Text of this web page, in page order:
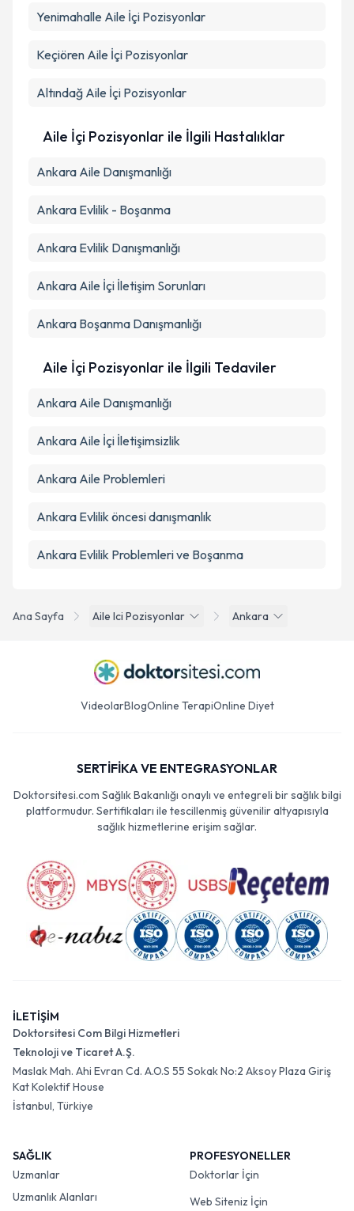
Takvim Talebini Gönder
Ana Sayfa Aile Ici Pozisyonlar Ankara
Yenimahalle Aile İçi Pozisyonlar
Keçiören Aile İçi Pozisyonlar
Altındağ Aile İçi Pozisyonlar
Aile İçi Pozisyonlar ile İlgili Hastalıklar
Ankara Aile Danışmanlığı
Ankara Evlilik - Boşanma
Ankara Evlilik Danışmanlığı
Ankara Aile İçi İletişim Sorunları
Ankara Boşanma Danışmanlığı
Aile İçi Pozisyonlar ile İlgili Tedaviler
Ankara Aile Danışmanlığı
Ankara Aile İçi İletişimsizlik
Ankara Aile Problemleri
Ankara Evlilik öncesi danışmanlık
Ankara Evlilik Problemleri ve Boşanma
VideolarBlogOnline TerapiOnline Diyet
SERTİFİKA VE ENTEGRASYONLAR
Doktorsitesi.com Sağlık Bakanlığı onaylı ve entegreli bir sağlık bilgi
platformudur. Sertifikaları ile tescillenmiş güvenilir altyapısıyla
sağlık hizmetlerine erişim sağlar.
İLETİŞİM
Doktorsitesi Com Bilgi Hizmetleri
Teknoloji ve Ticaret A.Ş.
Maslak Mah. Ahi Evran Cd. A.O.S 55 Sokak No:2 Aksoy Plaza Giriş
Kat Kolektif House
İstanbul, Türkiye
SAĞLIK
Uzmanlar
Uzmanlık Alanları
PROFESYONELLER
Doktorlar İçin
Web Siteniz İçin